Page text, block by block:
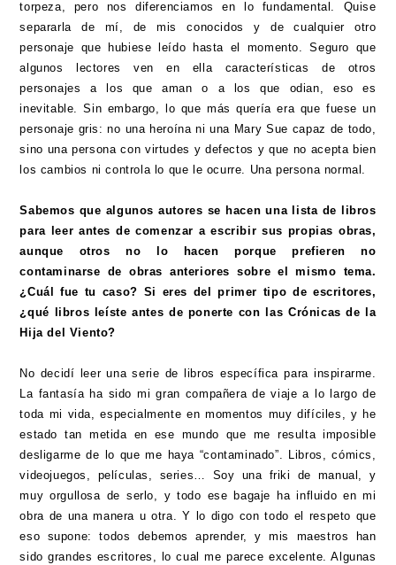
torpeza, pero nos diferenciamos en lo fundamental. Quise
separarla de mí, de mis conocidos y de cualquier otro
personaje que hubiese leído hasta el momento. Seguro que
algunos lectores ven en ella características de otros
personajes a los que aman o a los que odian, eso es
inevitable. Sin embargo, lo que más quería era que fuese un
personaje gris: no una heroína ni una Mary Sue capaz de todo,
sino una persona con virtudes y defectos y que no acepta bien
los cambios ni controla lo que le ocurre. Una persona normal.
Sabemos que algunos autores se hacen una lista de libros
para leer antes de comenzar a escribir sus propias obras,
aunque otros no lo hacen porque prefieren no
contaminarse de obras anteriores sobre el mismo tema.
¿Cuál fue tu caso? Si eres del primer tipo de escritores,
¿qué libros leíste antes de ponerte con las Crónicas de la
Hija del Viento?
No decidí leer una serie de libros específica para inspirarme.
La fantasía ha sido mi gran compañera de viaje a lo largo de
toda mi vida, especialmente en momentos muy difíciles, y he
estado tan metida en ese mundo que me resulta imposible
desligarme de lo que me haya “contaminado”. Libros, cómics,
videojuegos, películas, series… Soy una friki de manual, y
muy orgullosa de serlo, y todo ese bagaje ha influido en mi
obra de una manera u otra. Y lo digo con todo el respeto que
eso supone: todos debemos aprender, y mis maestros han
sido grandes escritores, lo cual me parece excelente. Algunas